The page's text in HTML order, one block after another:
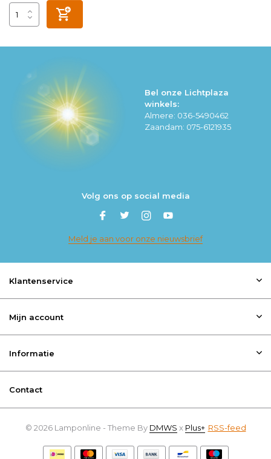
Bel onze Lichtplaza
winkels:
Almere: 036-5490462
Zaandam: 075-6121935
Volg ons op social media
Meld je aan voor onze nieuwsbrief
Klantenservice
Mijn account
Informatie
Contact
© 2026 Lamponline - Theme By DMWS x Plus+ RSS-feed